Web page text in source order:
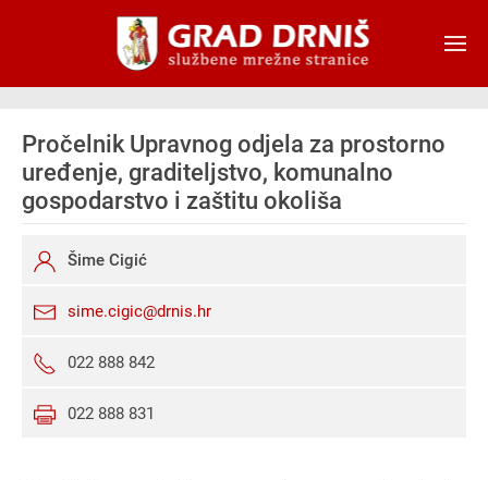
Skip to main content
Pročelnik Upravnog odjela za prostorno
uređenje, graditeljstvo, komunalno
gospodarstvo i zaštitu okoliša
Šime Cigić
sime.cigic@drnis.hr
022 888 842
022 888 831